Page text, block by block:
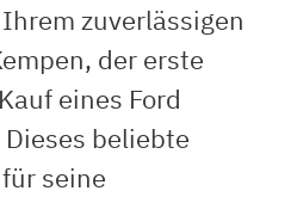
zuverlässigen
der erste
eines Ford
beliebte
seine